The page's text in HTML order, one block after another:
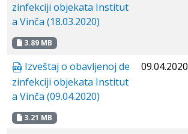
zinfekciji objekata Institut
a Vinča (18.03.2020)
3.89 MB
Izveštaj o obavljenoj de
zinfekciji objekata Institut
a Vinča (09.04.2020)
3.21 MB
09.04.2020